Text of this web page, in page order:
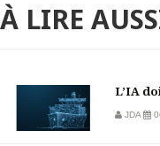
À LIRE
L’IA
JDA